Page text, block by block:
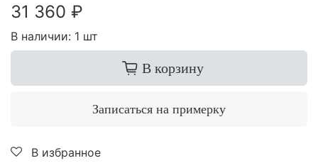
31 360 ₽
В наличии: 1 шт
В корзину
Записаться на примерку
В избранное